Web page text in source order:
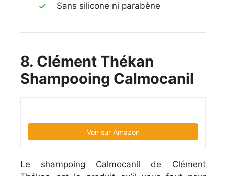
Sans silicone ni parabène
8. Clément Thékan
Shampooing Calmocanil
Voir sur Amazon
Le shampoing Calmocanil de Clément